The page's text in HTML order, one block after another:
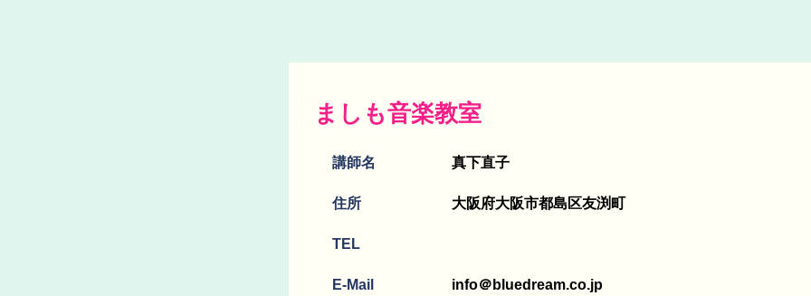
ましも音楽教室
講師名 真下直子
​住所 大阪府大阪市都島区友渕町
TEL
E-Mail info＠bluedream.co.jp